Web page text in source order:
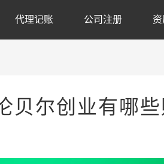
代理记账 公司注册
贝尔创业有哪